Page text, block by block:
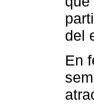
del
En